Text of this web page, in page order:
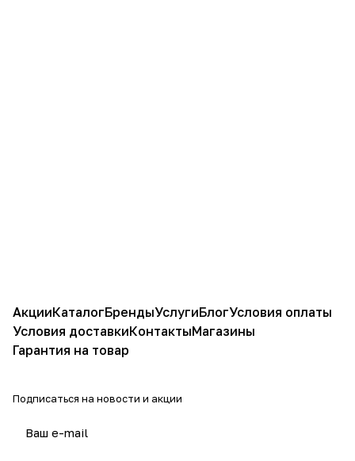
АкцииКаталогБрендыУслугиБлогУсловия оплаты
Условия доставкиКонтактыМагазины
Гарантия на товар
Подписаться на новости и акции